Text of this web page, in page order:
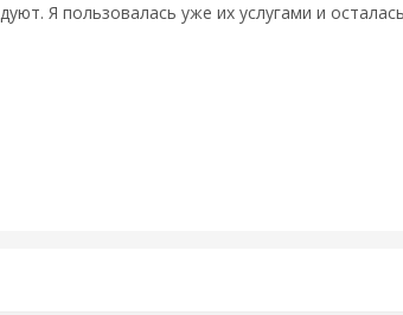
Я пользовалась уже их услугами и